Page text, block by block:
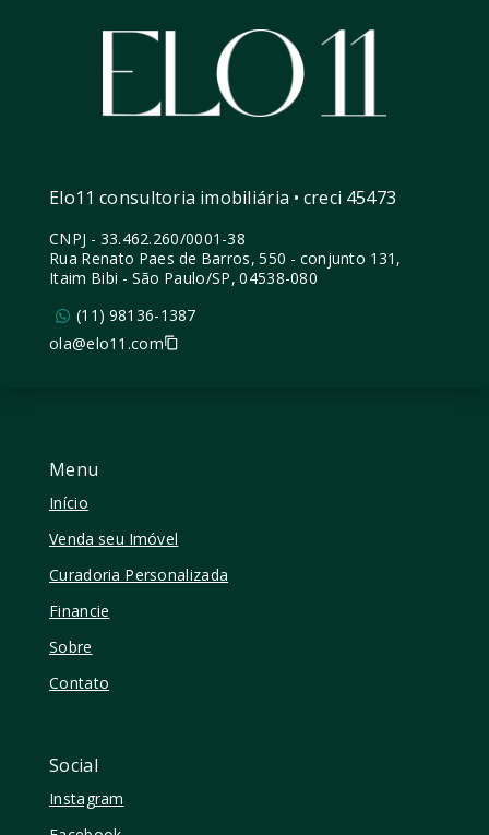
Menu
Início
Venda seu Imóvel
Curadoria Personalizada
Financie
Sobre
Contato
Social
Instagram
Elo11 consultoria imobiliária • creci 45473
CNPJ - 33.462.260/0001-38
Rua Renato Paes de Barros, 550 - conjunto 131,
Itaim Bibi - São Paulo/SP, 04538-080
(11) 98136-1387
ola@elo11.com